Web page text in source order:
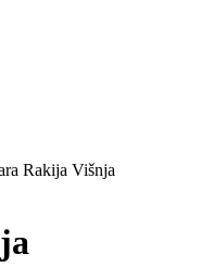
Rakija Višnja